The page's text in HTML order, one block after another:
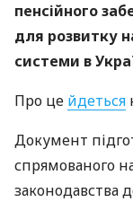
пенсійного
для розвитку
системи в
Про це йдеться
Документ
спрямованого
законодавства